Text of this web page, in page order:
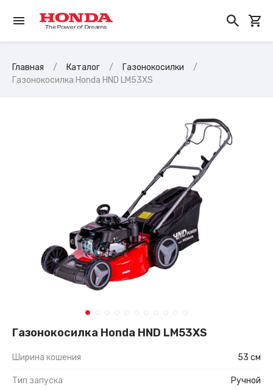
Главная Каталог
Газонокосилки
Газонокосилка Honda HND LM53XS
Газонокосилка Honda HND LM53XS
Ширина кошения 53 см
Тип запуска Ручной